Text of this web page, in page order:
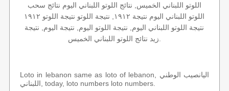
اللوتو اللبناني الخميس, نتائج اللوتو اللبناني اليوم نتائج سحب
اللوتو اللبناني اليوم نتيجة ١٩١٢, نتيجة اللوتو نتيجة اللوتو ١٩١٢
نتيجة اللوتو اللبناني اليوم, نتيجة اللوتو اليوم, نتيجة اليوم, نتيجة
Loto in lebanon same as loto of lebanon, اليانصيب الوطني
اللبناني, today, loto numbers loto numbers.